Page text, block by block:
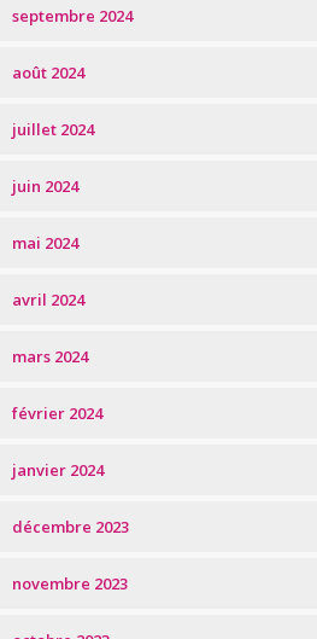
septembre 2024
août 2024
juillet 2024
juin 2024
mai 2024
avril 2024
mars 2024
février 2024
janvier 2024
décembre 2023
novembre 2023